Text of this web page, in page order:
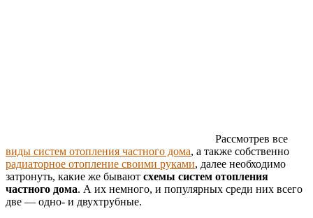
Рассмотрев все
виды систем отопления частного дома, а также собственно
радиаторное отопление своими руками, далее необходимо
затронуть, какие же бывают схемы систем отопления
частного дома. А их немного, и популярных среди них всего
две — одно- и двухтрубные.